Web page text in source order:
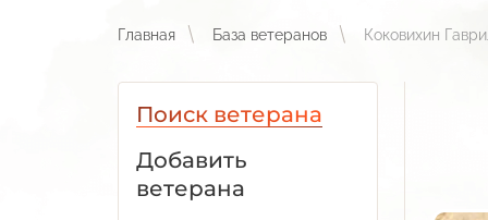
Главная База ветеранов Коковихин
Поиск ветерана
Добавить
ветерана